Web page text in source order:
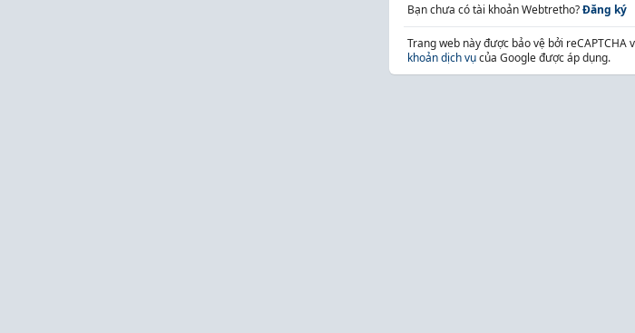
Bạn chưa có tài khoản Webtretho?Đăng ký
Trang web này được bảo vệ bởi reCAPTCHA
khoản dịch vụcủa Google được áp dụng.